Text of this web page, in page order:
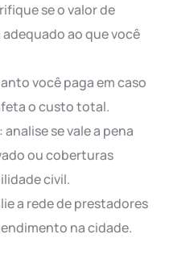
se o valor de
ao que você
você paga em caso
o custo total.
se vale a pena
ou coberturas
civil.
a rede de prestadores
na cidade.